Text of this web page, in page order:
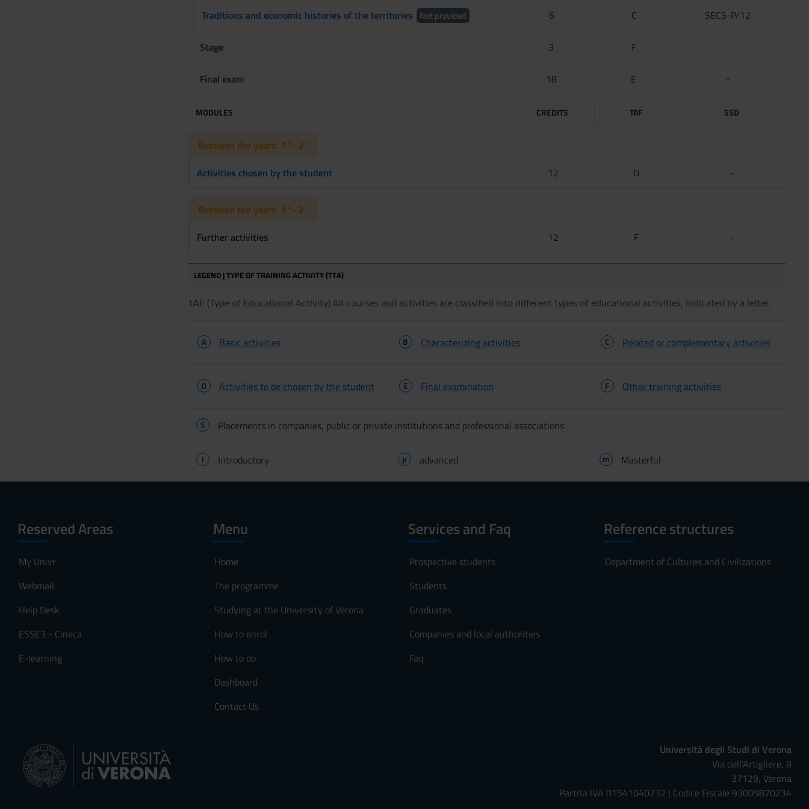
Traditions and economic histories of the territories Not provided 6 C SECS-P/12
Stage 3 F -
Final exam 18 E -
MODULES CREDITS TAF SSD
Between the years: 1°- 2°
Activities chosen by the student
12 D -
Between the years: 1°- 2°
Further activities
12 F -
LEGEND | TYPE OF TRAINING ACTIVITY (TTA)
TAF (Type of Educational Activity) All courses and activities are classified into different types of educational activities, indicated by a letter.
A Basic activities B Characterizing activities C Related or complementary activities
D Activities to be chosen by the student E Final examination F Other training activities
S Placements in companies, public or private institutions and professional associations
i Introductory p advanced m Masterful
Reserved Areas
My Univr
Webmail
Help Desk
ESSE3 - Cineca
E-learning
Menu
Home
The programme
Studying at the University of Verona
How to enrol
How to do
Dashboard
Contact Us
Services and Faq
Prospective students
Students
Graduates
Companies and local authorities
Faq
Reference structures
Department of Cultures and Civilizations
Università degli Studi di Verona
Via dell'Artigliere, 8
37129, Verona
Partita IVA 01541040232 | Codice Fiscale 93009870234